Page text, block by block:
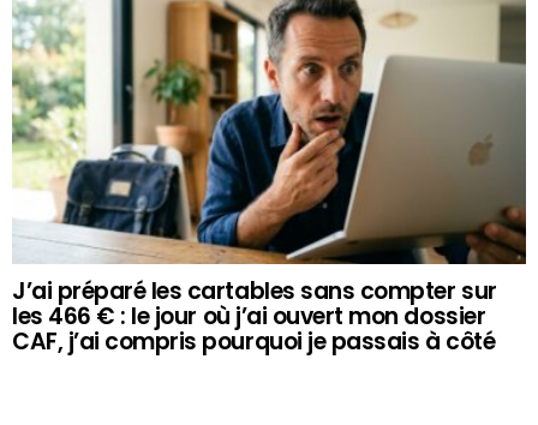
J’ai préparé les cartables sans compter sur
les 466 € : le jour où j’ai ouvert mon dossier
CAF, j’ai compris pourquoi je passais à côté